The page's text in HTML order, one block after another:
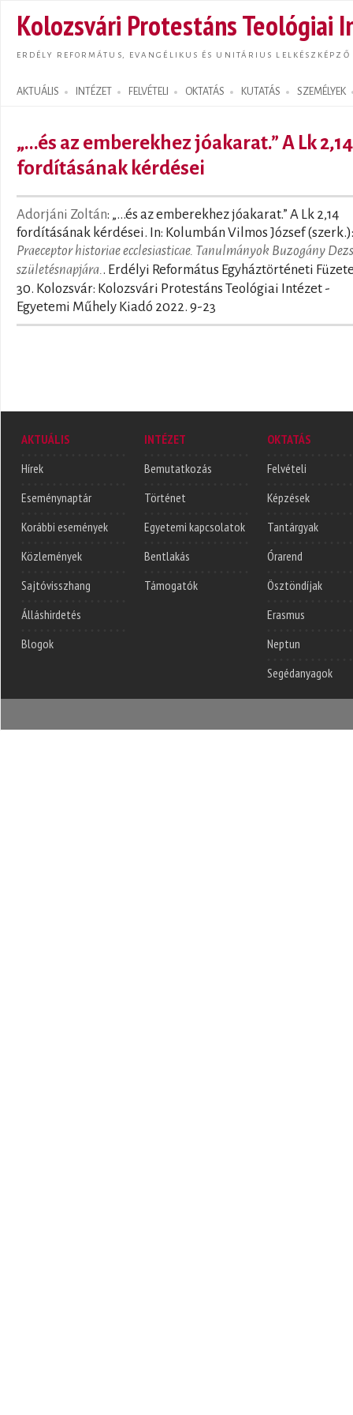
Kolozsvári Protestáns Teológiai
ERDÉLY REFORMÁTUS, EVANGÉLIKUS ÉS UNITÁRIUS LELKÉSZKÉPZŐ
AKTUÁLIS INTÉZET FELVÉTELI OKTATÁS KUTATÁS SZEMÉLYEK
Search form
„...és az emberekhez jóakarat.” A Lk 2,14
fordításának kérdései
Adorjáni Zoltán: „...és az emberekhez jóakarat.” A Lk 2,14
fordításának kérdései. In: Kolumbán Vilmos József (szerk.):
Praeceptor historiae ecclesiasticae. Tanulmányok Buzogány
születésnapjára.. Erdélyi Református Egyháztörténeti
30. Kolozsvár: Kolozsvári Protestáns Teológiai Intézet -
Egyetemi Műhely Kiadó 2022. 9-23
AKTUÁLIS
Hírek
Eseménynaptár
Korábbi események
Közlemények
Sajtóvisszhang
Álláshirdetés
Blogok
INTÉZET
Bemutatkozás
Történet
Egyetemi kapcsolatok
Bentlakás
Támogatók
OKTATÁS
Felvételi
Képzések
Tantárgyak
Órarend
Ösztöndíjak
Erasmus
Neptun
Segédanyagok